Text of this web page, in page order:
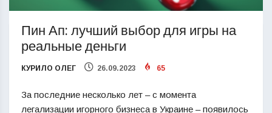
Пин Ап: лучший выбор для игры на
реальные деньги
КУРИЛО ОЛЕГ 26.09.2023 65
За последние несколько лет – с момента
легализации игорного бизнеса в Украине – появилось